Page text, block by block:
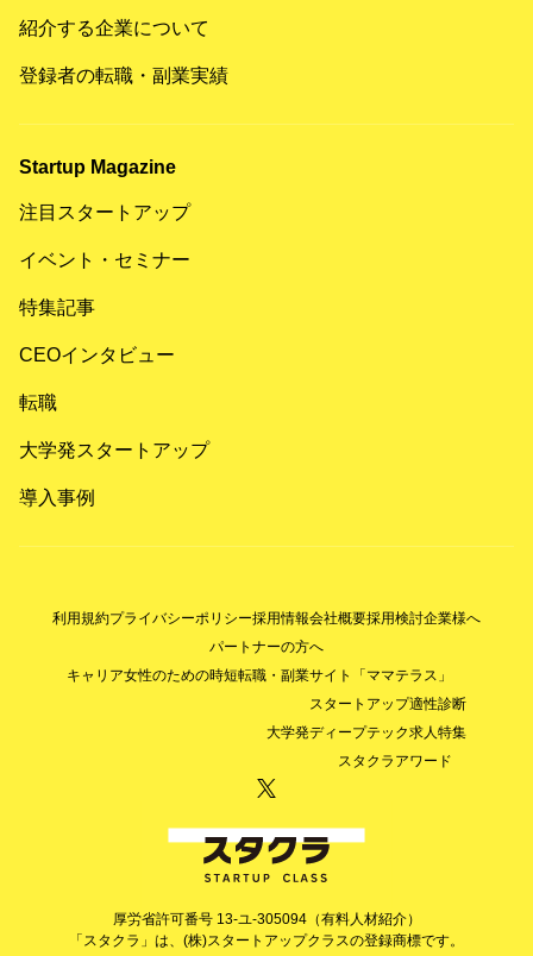
紹介する企業について
登録者の転職・副業実績
Startup Magazine
注目スタートアップ
イベント・セミナー
特集記事
CEOインタビュー
転職
大学発スタートアップ
導入事例
利用規約プライバシーポリシー採用情報会社概要採用検討企業様へ
パートナーの方へ
キャリア女性のための時短転職・副業サイト「ママテラス」
スタートアップ適性診断
大学発ディープテック求人特集
スタクラアワード
厚労省許可番号 13-ユ-305094（有料人材紹介）
「スタクラ」は、(株)スタートアップクラスの登録商標です。